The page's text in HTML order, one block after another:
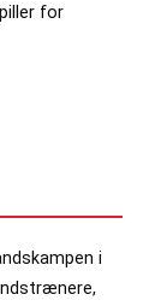
for
i